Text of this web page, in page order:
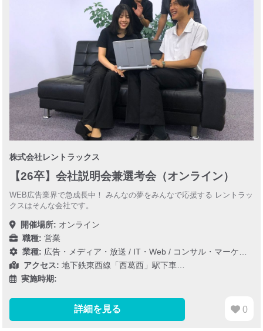
株式会社レントラックス
【26卒】会社説明会兼選考会（オンライン）
WEB広告業界で急成長中！ みんなの夢をみんなで応援する レントラッ
クスはそんな会社です。
開催場所: オンライン
職種: 営業
業種: 広告・メディア・放送 / IT・Web / コンサル・マーケティング
アクセス: 地下鉄東西線「西葛西」駅下車…
実施時期:
詳細を見る 0